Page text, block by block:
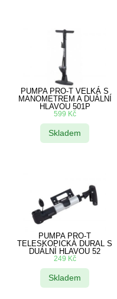
PUMPA PRO-T VELKÁ S
MANOMETREM A DUÁLNÍ
HLAVOU 501P
599 Kč
Skladem
PUMPA PRO-T
TELESKOPICKÁ DURAL S
DUÁLNÍ HLAVOU 52
249 Kč
Skladem